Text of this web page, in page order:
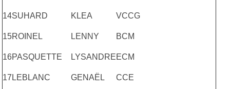
14SUHARD KLEA VCCG
15ROINEL LENNY BCM
16PASQUETTE LYSANDREECM
17 LEBLANC GENAËL CCE